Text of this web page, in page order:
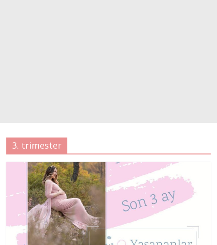
3. trimester